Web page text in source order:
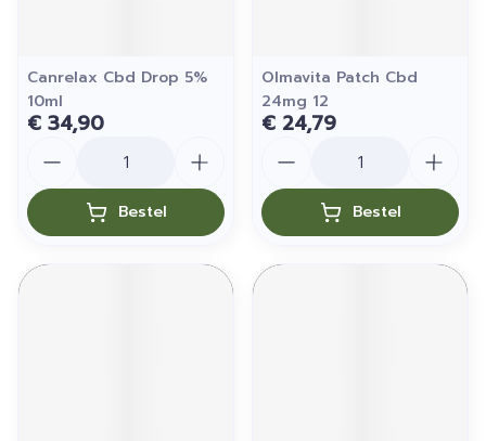
Canrelax Cbd Drop 5%
10ml
€ 34,90
Bestel
Olmavita Patch Cbd
24mg 12
€ 24,79
Bestel